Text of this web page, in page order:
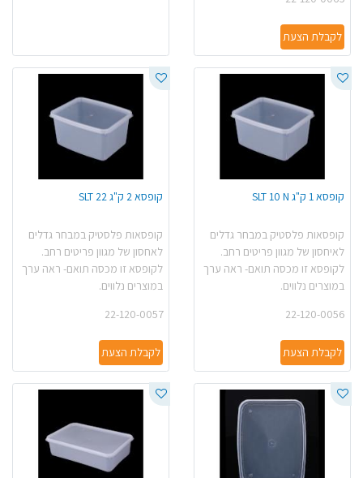
לקבלת הצעת
קופסא 1 ק"ג SLT 10 N
קופסאות פלסטיק במבחר גדלים
לאיחסון של מגוון פריטים רחב.
לקופסא זו מכסה תואם- ראה ערך
במוצרים נלווים.
22-120-0056
לקבלת הצעת
קופסא 2 ק"ג SLT 22
קופסאות פלסטיק במבחר גדלים
לאחסון של מגוון פריטים רחב.
לקופסא זו מכסה תואם- ראה ערך
במוצרים נלווים.
22-120-0057
לקבלת הצעת